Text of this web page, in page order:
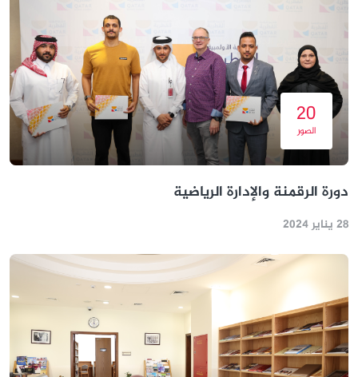
20
الصور
دورة الرقمنة والإدارة الرياضية
28 يناير 2024